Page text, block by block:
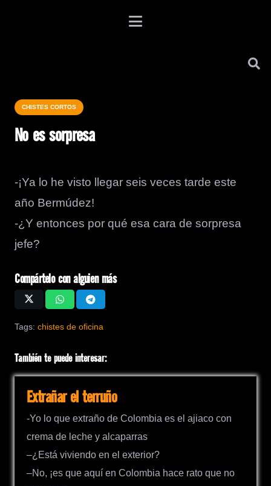
CHISTES CORTOS
No es sorpresa
-¡Ya lo he visto llegar seis veces tarde este
año Bermúdez!
-¿Y entonces por qué esa cara de sorpresa
jefe?
Compártelo con alguien más
Tags: chistes de oficina
También te puede interesar:
Extrañar el terruño
-Yo lo que extraño de Colombia es el ajiaco con
crema de leche y alcaparras
–¿Está viviendo en el exterior?
–No, ¡es que aquí en Colombia hace rato que no